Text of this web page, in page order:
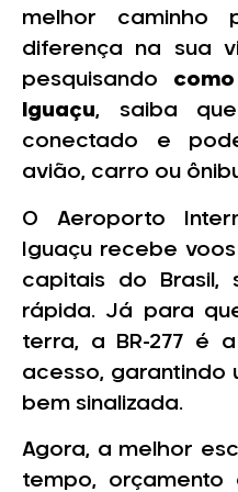
melhor
diferença na sua
pesquisando
Iguaçu, saiba
conectado e
avião, carro ou
O Aeroporto
Iguaçu recebe
capitais do Brasil,
rápida. Já para
terra, a BR-277 é
acesso, garantindo
bem sinalizada.
Agora, a melhor
tempo,